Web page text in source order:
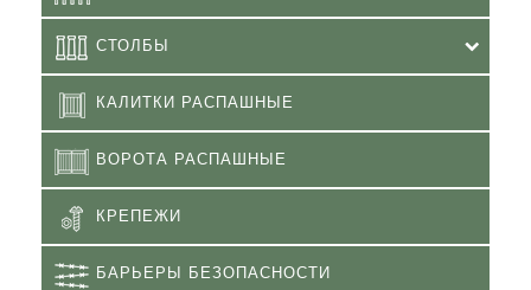
СТОЛБЫ
КАЛИТКИ РАСПАШНЫЕ
ВОРОТА РАСПАШНЫЕ
КРЕПЕЖИ
БАРЬЕРЫ БЕЗОПАСНОСТИ